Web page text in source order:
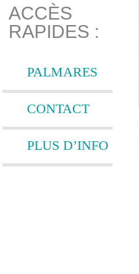
ACCÈS
RAPIDES :
PALMARES
CONTACT
PLUS D’INFO